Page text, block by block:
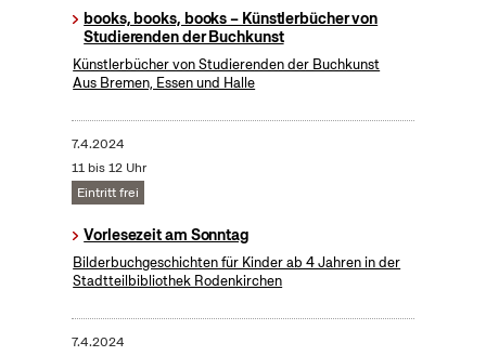
books, books, books – Künstlerbücher von
Studierenden der Buchkunst
Künstlerbücher von Studierenden der Buchkunst
Aus Bremen, Essen und Halle
7.4.2024
11 bis 12 Uhr
Eintritt frei
Vorlesezeit am Sonntag
Bilderbuchgeschichten für Kinder ab 4 Jahren in der
Stadtteilbibliothek Rodenkirchen
7.4.2024